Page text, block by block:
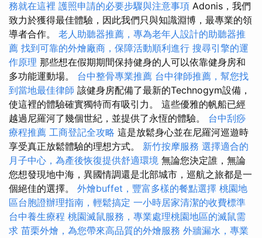
務就在這裡 護照申請的必要步驟與注意事項 Adonis，我們
致力於獲得最佳體驗，因此我們只與知識淵博，最專業的領
導者合作。 老人助聽器推薦，專為老年人設計的助聽器推
薦 找到可靠的外燴廠商，保障活動順利進行 搜尋引擎的運
作原理 那些想在假期期間保持健身的人可以依靠健身房和
多功能運動場。 台中整骨專業推薦 台中律師推薦，幫您找
到當地最佳律師 該健身房配備了最新的Technogym設備，
使這裡的體驗確實獨特而有吸引力。 這些優雅的帆船已經
越過尼羅河了幾個世紀，並提供了永恆的體驗。 台中刮痧
療程推薦 工商登記全攻略 這是放鬆身心並在尼羅河巡遊時
享受真正放鬆體驗的理想方式。 新竹按摩服務 選擇適合的
月子中心，為產後恢復提供舒適環境 無論您決定誰，無論
您想發現地中海，異國情調還是北部城市，巡航之旅都是一
個絕佳的選擇。 外燴buffet，豐富多樣的餐點選擇 桃園地
區台胞證辦理指南，輕鬆搞定 一小時居家清潔的收費標準
台中養生療程 桃園滅鼠服務，專業處理桃園地區的滅鼠需
求 苗栗外燴，為您帶來高品質的外燴服務 外牆漏水，專業